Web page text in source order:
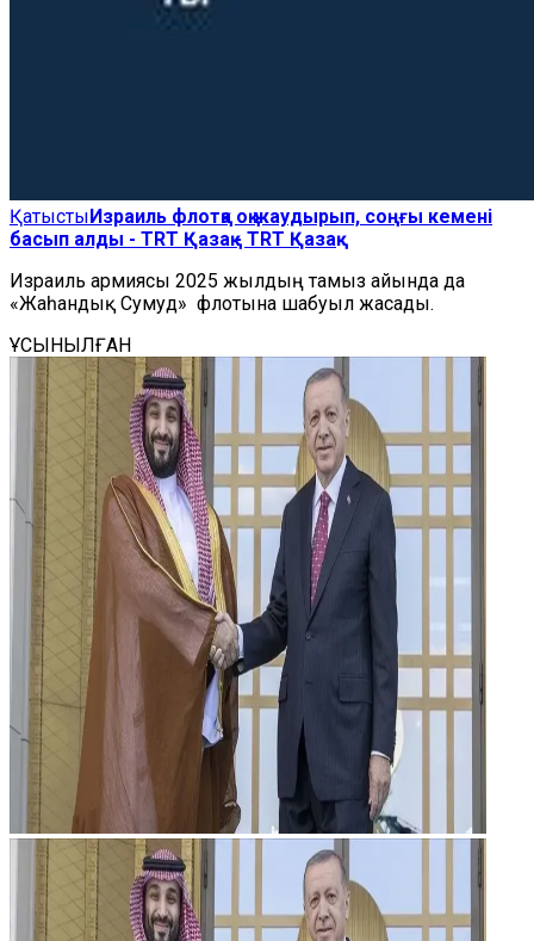
ҚатыстыИзраиль флотқа оқ жаудырып, соңғы кемені
басып алды - TRT Қазақ - TRT Қазақ
Израиль армиясы 2025 жылдың тамыз айында да
«Жаһандық Сумуд» флотына шабуыл жасады.
ҰСЫНЫЛҒАН